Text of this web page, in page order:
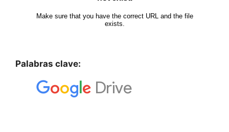
Palabras clave: